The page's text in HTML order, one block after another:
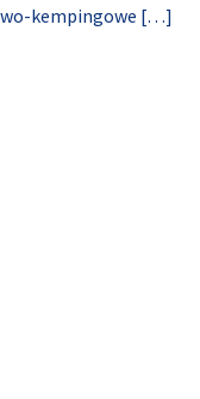
kempingowe […]